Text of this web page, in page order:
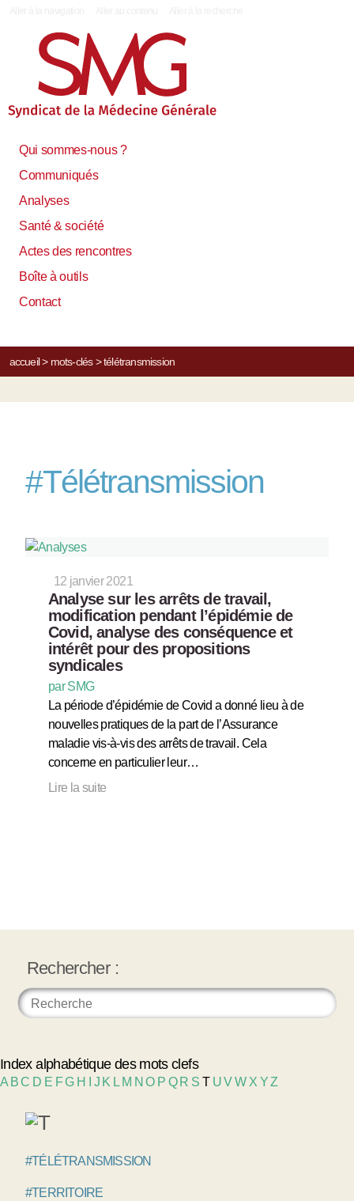
Qui sommes-nous ?
Communiqués
Analyses
Santé & société
Actes des rencontres
Boîte à outils
Contact
accueil> mots-clés> télétransmission
#Télétransmission
12 janvier 2021
Analyse sur les arrêts de travail,
modification pendant l’épidémie de
Covid, analyse des conséquence et
intérêt pour des propositions
syndicales
par SMG
La période d’épidémie de Covid a donné lieu à de
nouvelles pratiques de la part de l’Assurance
maladie vis-à-vis des arrêts de travail. Cela
concerne en particulier leur…
Lire la suite
Rechercher :
Index alphabétique des mots clefs
A BC D E FG H J K L M NO P Q R S T UVW X YZ
#TÉLÉTRANSMISSION
#TERRITOIRE